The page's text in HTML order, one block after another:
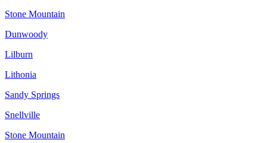
Stone Mountain
Dunwoody
Lilburn
Lithonia
Sandy Springs
Snellville
Stone Mountain